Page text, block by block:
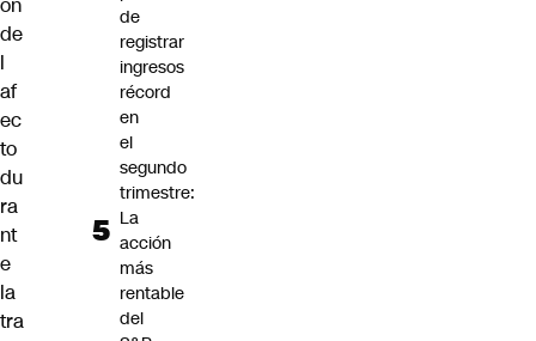
de
l
af
ec
to
du
ra
nt
e
la
tra
de
registrar
ingresos
récord
en
el
segundo
trimestre:
La
acción
más
rentable
del